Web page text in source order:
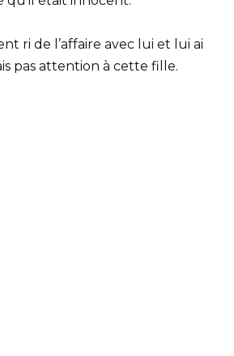
ri de l’affaire avec lui et lui ai
pas attention à cette fille.